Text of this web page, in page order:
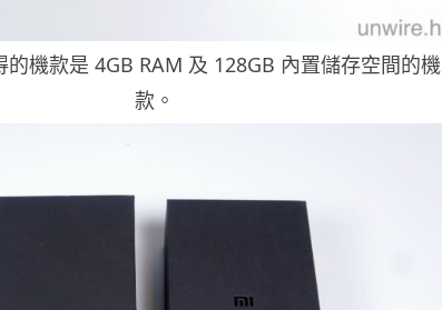
機款是 4GB RAM 及 128GB 內置儲存空間的機
款。